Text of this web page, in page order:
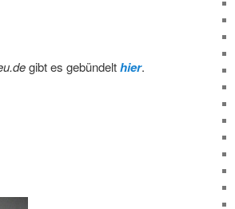
gibt es gebündelthier.